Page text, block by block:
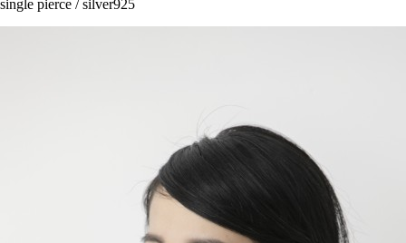
single pierce / silver925